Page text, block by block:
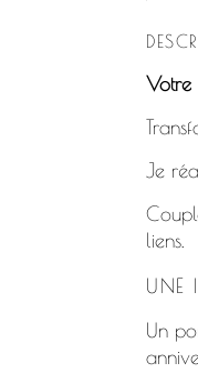
Votre
Je
liens.
UNE
Un